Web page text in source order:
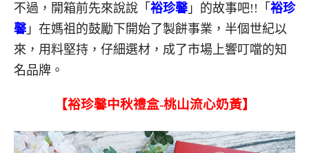
不過，開箱前先來說說「 裕珍馨」的故事吧!!「 裕珍
馨」在媽祖的鼓勵下開始了製餅事業，半個世紀以
來，用料堅持，仔細選材，成了市場上響叮噹的知
名品牌。
【裕珍馨中秋禮盒-桃山流心奶黃】